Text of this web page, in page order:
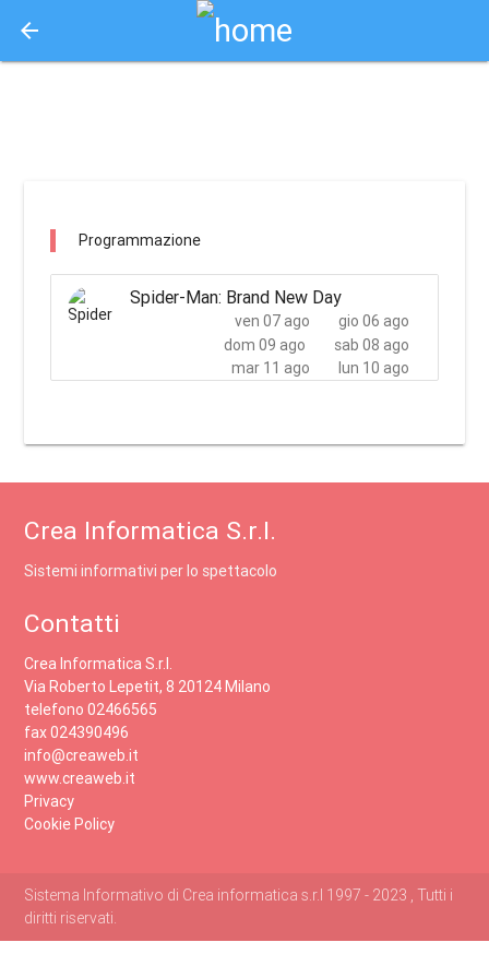
arrow_back
Programmazione
Spider-Man: Brand New Day
gio 06 ago
ven 07 ago
sab 08 ago
dom 09 ago
lun 10 ago
mar 11 ago
Crea Informatica S.r.l.
Sistemi informativi per lo spettacolo
Contatti
Crea Informatica S.r.l.
Via Roberto Lepetit, 8 20124 Milano
telefono 02466565
fax 024390496
info@creaweb.it
www.creaweb.it
Privacy
Cookie Policy
Sistema Informativo di Crea informatica s.r.l 1997 - 2023 , Tutti i
diritti riservati.